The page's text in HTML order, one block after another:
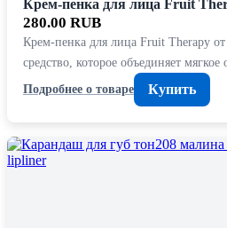
Крем-пенка для лица Fruit
280.00 RUB
Крем-пенка для лица Fruit Therapy
средство, которое объединяет
Подробнее о товаре
Купить